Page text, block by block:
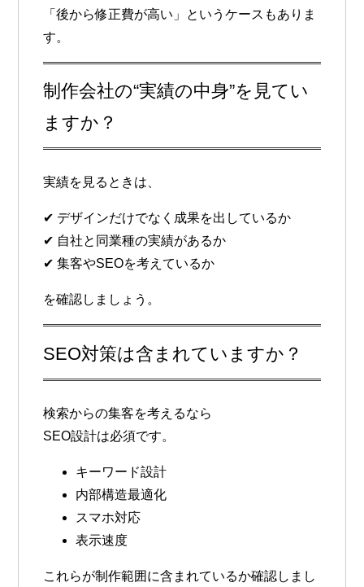
「後から修正費が高い」というケースもありま
す。
制作会社の“実績の中身”を見てい
ますか？
実績を見るときは、
✔ デザインだけでなく成果を出しているか
✔ 自社と同業種の実績があるか
✔ 集客やSEOを考えているか
を確認しましょう。
SEO対策は含まれていますか？
検索からの集客を考えるなら
SEO設計は必須です。
キーワード設計
内部構造最適化
スマホ対応
表示速度
これらが制作範囲に含まれているか確認しまし